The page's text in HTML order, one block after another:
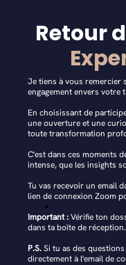
Retour
Je tiens à vous remercier
engagement envers votre
En choisissant de
une ouverture et une
toute transformation
C'est dans ces moments
intense, que les insights
Tu vas recevoir un email
lien de connexion Zoom
Important :Vérifie ton
dans ta boîte de réception.
P.S.Si tu as des
directement à l'email de